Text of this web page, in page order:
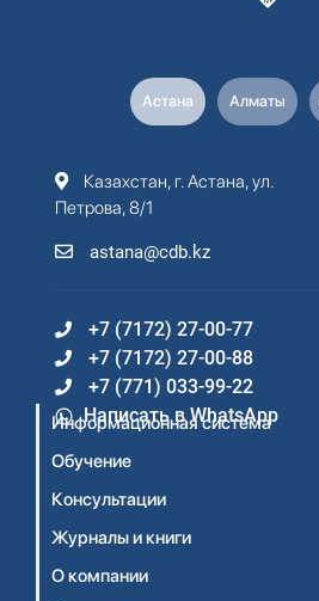
Астана Алматы
Казахстан, г. Астана, ул.
Петрова, 8/1
astana@cdb.kz
+7 (7172) 27-00-77
+7 (7172) 27-00-88
+7 (771) 033-99-22
Написать в WhatsApp
Информационная система
Обучение
Консультации
Журналы и книги
О компании